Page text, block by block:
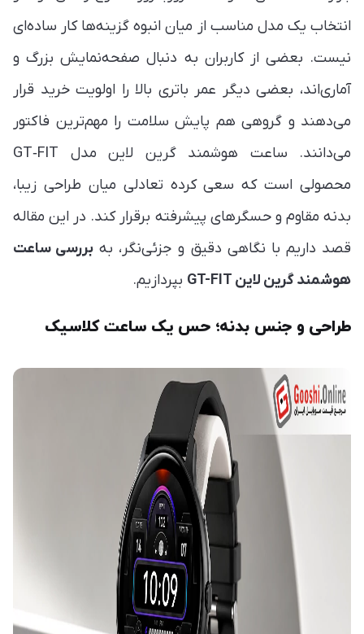
انتخاب یک مدل مناسب از میان انبوه گزینه‌ها کار ساده‌ای
نیست. بعضی از کاربران به دنبال صفحه‌نمایش بزرگ و
آماری‌اند، بعضی دیگر عمر باتری بالا را اولویت خرید قرار
می‌دهند و گروهی هم پایش سلامت را مهم‌ترین فاکتور
می‌دانند. ساعت هوشمند گرین لاین مدل GT‑FIT
محصولی است که سعی کرده تعادلی میان طراحی زیبا،
بدنه مقاوم و حسگرهای پیشرفته برقرار کند. در این مقاله
قصد داریم با نگاهی دقیق و جزئی‌نگر، به بررسی ساعت
هوشمند گرین لاین GT-FIT
بپردازیم.
طراحی و جنس بدنه؛ حس یک ساعت کلاسیک